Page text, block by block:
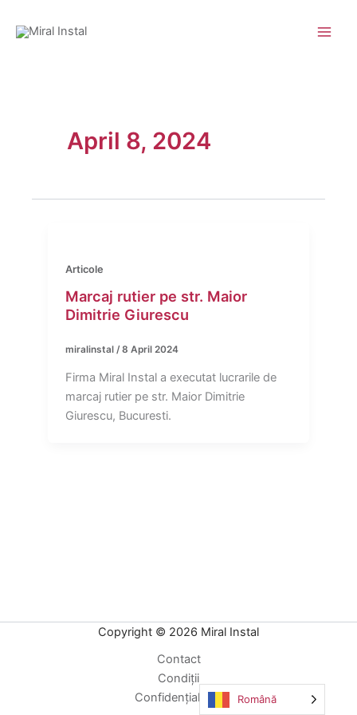
April 8, 2024
Articole
Marcaj rutier pe str. Maior
Dimitrie Giurescu
miralinstal /8 April 2024
Firma Miral Instal a executat lucrarile de
marcaj rutier pe str. Maior Dimitrie
Giurescu, Bucuresti.
Copyright © 2026 Miral Instal
Contact
Condiții
Confidențialitate
Română